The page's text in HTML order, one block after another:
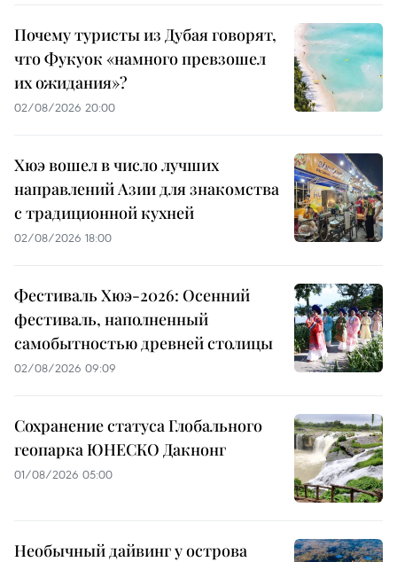
Почему туристы из Дубая говорят,
что Фукуок «намного превзошел
их ожидания»?
02/08/2026 20:00
Хюэ вошел в число лучших
направлений Азии для знакомства
с традиционной кухней
02/08/2026 18:00
Фестиваль Хюэ-2026: Осенний
фестиваль, наполненный
самобытностью древней столицы
02/08/2026 09:09
Сохранение статуса Глобального
геопарка ЮНЕСКО Дакнонг
01/08/2026 05:00
Необычный дайвинг у острова